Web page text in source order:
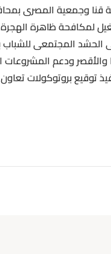
وجمعية المصرى
ظاهرة الهجرة
على الحشد
ودعم
بروتوكولات تعاون